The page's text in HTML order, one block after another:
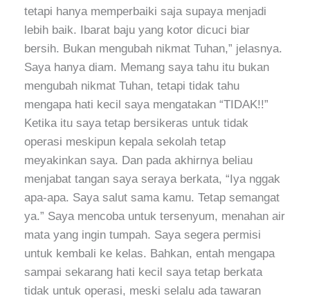
tetapi hanya memperbaiki saja supaya menjadi
lebih baik. Ibarat baju yang kotor dicuci biar
bersih. Bukan mengubah nikmat Tuhan,” jelasnya.
Saya hanya diam. Memang saya tahu itu bukan
mengubah nikmat Tuhan, tetapi tidak tahu
mengapa hati kecil saya mengatakan “TIDAK!!”
Ketika itu saya tetap bersikeras untuk tidak
operasi meskipun kepala sekolah tetap
meyakinkan saya. Dan pada akhirnya beliau
menjabat tangan saya seraya berkata, “Iya nggak
apa-apa. Saya salut sama kamu. Tetap semangat
ya.” Saya mencoba untuk tersenyum, menahan air
mata yang ingin tumpah. Saya segera permisi
untuk kembali ke kelas. Bahkan, entah mengapa
sampai sekarang hati kecil saya tetap berkata
tidak untuk operasi, meski selalu ada tawaran